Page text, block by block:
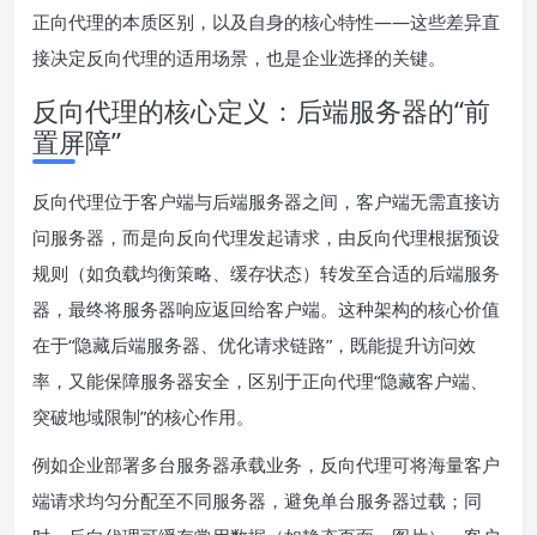
正向代理的本质区别，以及自身的核心特性——这些差异直
接决定反向代理的适用场景，也是企业选择的关键。
反向代理的核心定义：后端服务器的“前
置屏障”
反向代理位于客户端与后端服务器之间，客户端无需直接访
问服务器，而是向反向代理发起请求，由反向代理根据预设
规则（如负载均衡策略、缓存状态）转发至合适的后端服务
器，最终将服务器响应返回给客户端。这种架构的核心价值
在于“隐藏后端服务器、优化请求链路”，既能提升访问效
率，又能保障服务器安全，区别于正向代理“隐藏客户端、
突破地域限制”的核心作用。
例如企业部署多台服务器承载业务，反向代理可将海量客户
端请求均匀分配至不同服务器，避免单台服务器过载；同